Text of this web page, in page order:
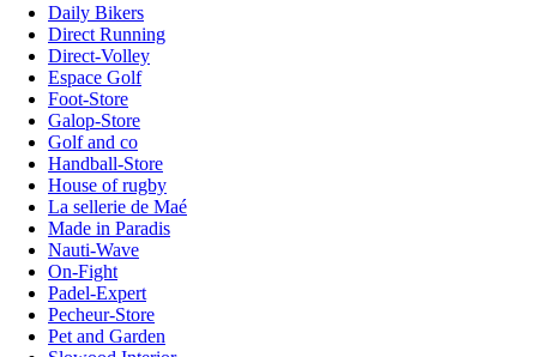
Daily Bikers
Direct Running
Direct-Volley
Espace Golf
Foot-Store
Galop-Store
Golf and co
Handball-Store
House of rugby
La sellerie de Maé
Made in Paradis
Nauti-Wave
On-Fight
Padel-Expert
Pecheur-Store
Pet and Garden